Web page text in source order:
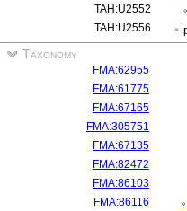
TAH:U2552
TAH:U2556
Taxonomy
FMA:62955
FMA:61775
FMA:67165
FMA:305751
FMA:67135
FMA:82472
FMA:86103
FMA:86116